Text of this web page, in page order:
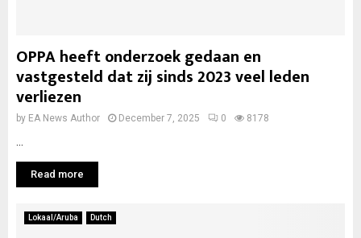
OPPA heeft onderzoek gedaan en
vastgesteld dat zij sinds 2023 veel leden
verliezen
by EA News Author December 7, 2025 0 8178
Read more
Lokaal/Aruba Dutch